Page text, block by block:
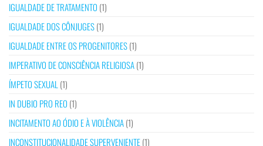
IGUALDADE DE TRATAMENTO (1)
IGUALDADE DOS CÔNJUGES(1)
IGUALDADE ENTRE OS PROGENITORES(1)
IMPERATIVO DE CONSCIÊNCIA RELIGIOSA(1)
ÍMPETO SEXUAL (1)
IN DUBIO PRO REO (1)
INCITAMENTO AO ÓDIO E À VIOLÊNCIA(1)
INCONSTITUCIONALIDADE SUPERVENIENTE(1)